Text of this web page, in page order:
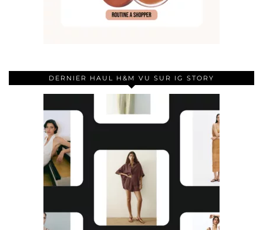
DERNIER HAUL H&M VU SUR IG STORY